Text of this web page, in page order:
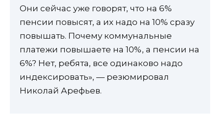
Они сейчас уже говорят, что на 6%
пенсии повысят, а их надо на 10% сразу
повышать. Почему коммунальные
платежи повышаете на 10%, а пенсии на
6%? Нет, ребята, все одинаково надо
индексировать», — резюмировал
Николай Арефьев.